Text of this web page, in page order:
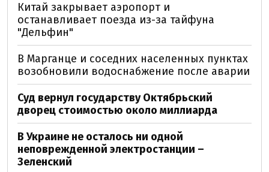
Китай закрывает аэропорт и
останавливает поезда из-за тайфуна
"Дельфин"
В Марганце и соседних населенных пунктах
возобновили водоснабжение после аварии
Суд вернул государству Октябрьский
дворец стоимостью около миллиарда
В Украине не осталось ни одной
неповрежденной электростанции –
Зеленский